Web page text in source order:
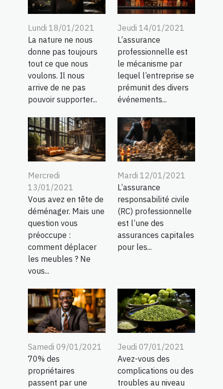
Lundi 18/01/2021
La nature ne nous
donne pas toujours
tout ce que nous
voulons. Il nous
arrive de ne pas
pouvoir supporter...
Jeudi 14/01/2021
L’assurance
professionnelle est
le mécanisme par
lequel l’entreprise se
prémunit des divers
événements...
Mercredi
13/01/2021
Vous avez en tête de
déménager. Mais une
question vous
préoccupe :
comment déplacer
les meubles ? Ne
vous...
Mardi 12/01/2021
L’assurance
responsabilité civile
(RC) professionnelle
est l’une des
assurances capitales
pour les...
Samedi 09/01/2021
70% des
propriétaires
passent par une
Jeudi 07/01/2021
Avez-vous des
complications ou des
troubles au niveau